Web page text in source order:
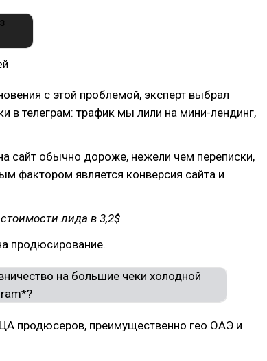
с этой проблемой, эксперт выбрал
в телеграм: трафик мы лили на мини-лендинг,
сайт обычно дороже, нежели чем переписки,
фактором является конверсия сайта и
лида в 3,2$
продюсирование.
продюсеров, преимущественно гео ОАЭ и